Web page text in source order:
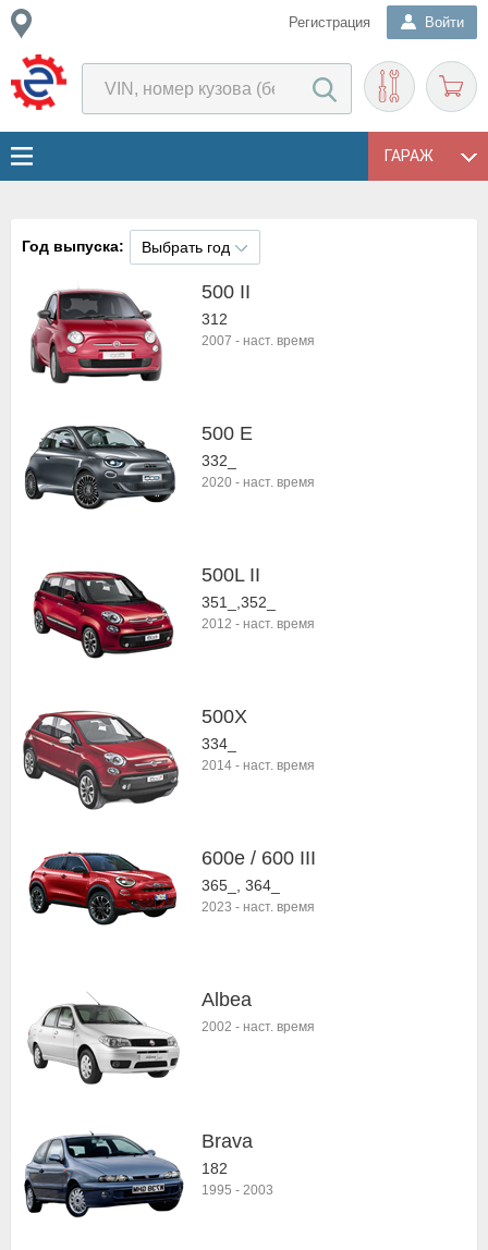
Регистрация Войти
ГАРАЖ
Год выпуска: Выбрать год
500 II
312
2007 - наст. время
500 E
332_
2020 - наст. время
500L II
351_,352_
2012 - наст. время
500X
334_
2014 - наст. время
600e / 600 III
365_, 364_
2023 - наст. время
Albea
2002 - наст. время
Brava
182
1995 - 2003